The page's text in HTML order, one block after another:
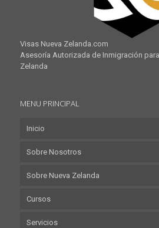
Visas Nueva Zelanda.com
Asesoría Autorizada de Inmigración
Zelanda
MENU PRINCIPAL
Inicio
Sobre Nosotros
Sobre Nueva Zelanda
Cursos
Servicios